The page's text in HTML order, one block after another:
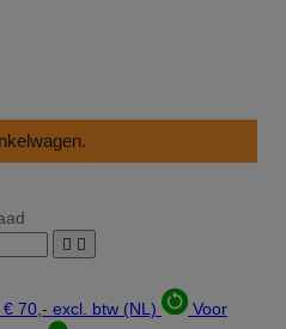
 
70,- excl. btw (NL)
Voor